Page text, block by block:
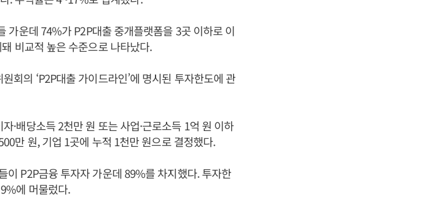
가운데 74%가 P2P대출 중개플랫폼을 3곳 이하로 이
비교적 높은 수준으로 나타났다.
회의 ‘P2P대출 가이드라인’에 명시된 투자한도에 관
·배당소득 2천만 원 또는 사업·근로소득 1억 원 이하
만 원, 기업 1곳에 누적 1천만 원으로 결정했다.
이 P2P금융 투자자 가운데 89%를 차지했다. 투자한
에 머물렀다.